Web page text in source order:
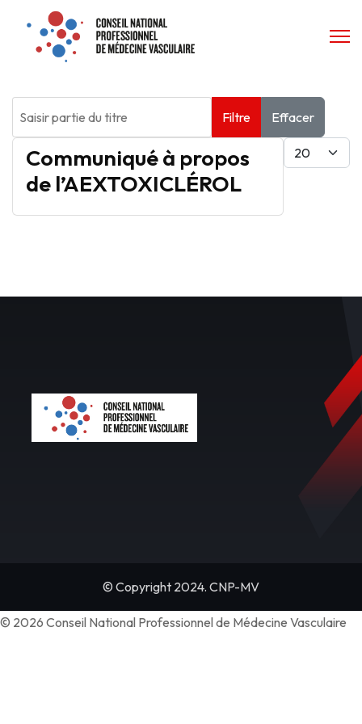
Filtre
Effacer
Afficher #
Communiqué à propos
de l’AEXTOXICLÉROL
© Copyright 2024. CNP-MV
© 2026 Conseil National Professionnel de Médecine Vasculaire